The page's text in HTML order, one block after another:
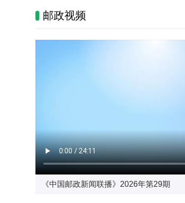
邮政视频
《中国邮政新闻联播》2026年第29期